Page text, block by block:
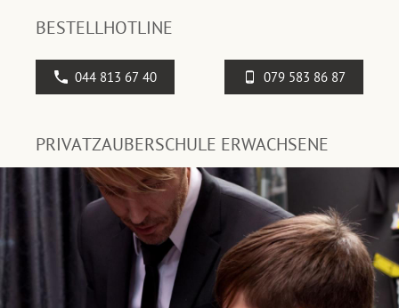
BESTELLHOTLINE
044 813 67 40 079 583 86 87
PRIVATZAUBERSCHULE ERWACHSENE